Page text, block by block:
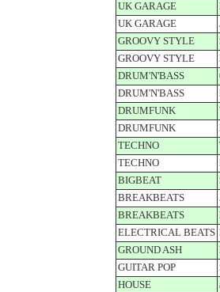
UK GARAGE
UK GARAGE
GROOVY STYLE
GROOVY STYLE
DRUM'N'BASS
DRUM'N'BASS
DRUMFUNK
DRUMFUNK
TECHNO
TECHNO
BIGBEAT
BREAKBEATS
BREAKBEATS
ELECTRICAL BEATS
GROUND ASH
GUITAR POP
HOUSE